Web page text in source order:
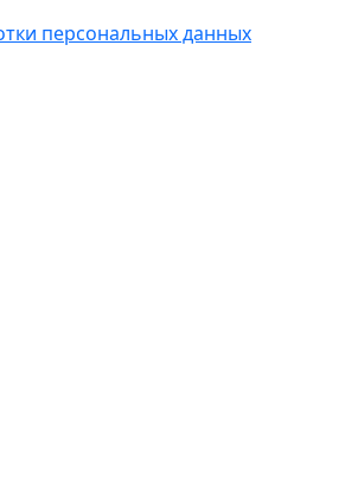
персональных данных